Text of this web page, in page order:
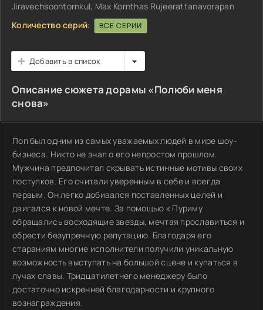
Jiravechsoontornkul, Max Kornthas Rujeerattanavorapan
Количество серий:
ВСЕ СЕРИИ
Добавить в список
Описание сюжета дорамы «Полюби меня
снова»
Поп был одним из самых уважаемых людей в мире шоу-
бизнеса. Никто не знал о его непростом прошлом.
Мужчина предпочитал скрывать истинные мотивы своих
поступков. Его считали уверенным в себе и всегда
первым. Он легко добивался поставленных целей и
двигался к новой мечте. За помощью к Пуриму
обращались восходящие звезды, мечтая прославиться и
обрести безупречную репутацию. Благодаря его
стараниям многие исполнители получили уникальную
возможность выступать на большой сцене и купаться в
лучах славы. Тридцатилетнего менеджеру было
достаточно искренней благодарности и крупного
вознаграждения.